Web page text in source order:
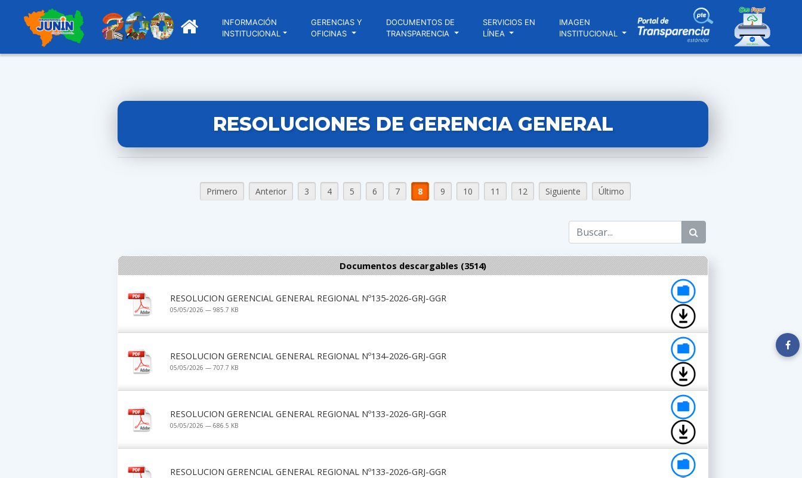
INFORMACIÓN
INSTITUCIONAL
GERENCIAS Y
OFICINAS
DOCUMENTOS DE
TRANSPARENCIA
SERVICIOS EN
LÍNEA
IMAGEN
INSTITUCIONAL
RESOLUCIONES DE GERENCIA GENERAL
Primero Anterior 3 4 5 6 7 8 9 10 11 12 Siguiente Último
Documentos descargables (3514)
RESOLUCION GERENCIAL GENERAL REGIONAL Nº135-2026-GRJ-GGR
05/05/2026 — 985.7 KB
RESOLUCION GERENCIAL GENERAL REGIONAL Nº134-2026-GRJ-GGR
05/05/2026 — 707.7 KB
RESOLUCION GERENCIAL GENERAL REGIONAL Nº133-2026-GRJ-GGR
05/05/2026 — 686.5 KB
RESOLUCION GERENCIAL GENERAL REGIONAL Nº133-2026-GRJ-GGR